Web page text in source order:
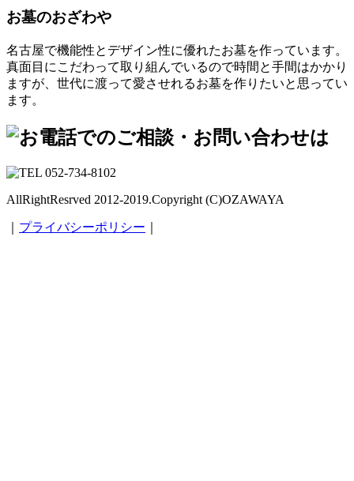
お墓のおざわや
名古屋で機能性とデザイン性に優れたお墓を作っています。
真面目にこだわって取り組んでいるので時間と手間はかかり
ますが、世代に渡って愛させれるお墓を作りたいと思ってい
ます。
AllRightResrved 2012-2019.Copyright (C)OZAWAYA
プライバシーポリシー